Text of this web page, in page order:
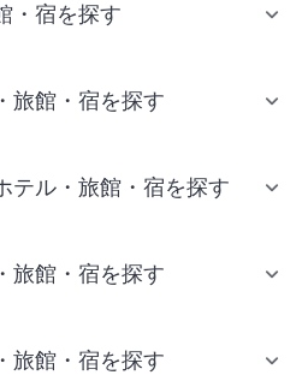
・宿を探す
旅館・宿を探す
テル・旅館・宿を探す
旅館・宿を探す
旅館・宿を探す